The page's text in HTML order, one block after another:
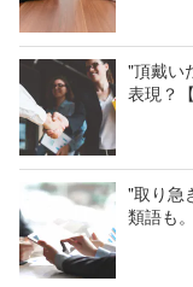
"頂戴い
表現？
"取り急
類語も